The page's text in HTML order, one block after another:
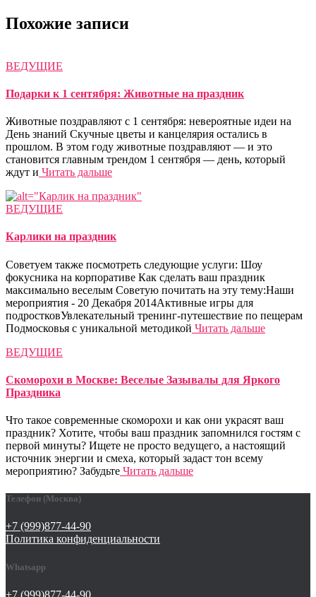
Похожие записи
ВЕДУЩИЕ
Подарки к 1 сентября: Животные на праздник
Животные поздравляют с 1 сентября: невероятные идеи на
День знаний Скучные цветы и канцелярия остались в
прошлом. В этом году животные поздравляют — и это
становится главным трендом 1 сентября — день, который
ждут и Читать дальше
ВЕДУЩИЕ
Карлики на праздник
Советуем также посмотреть следующие услуги: Шоу
фокусника на корпоративе Как сделать ваш праздник
максимально веселым Советую почитать на эту тему:Наши
мероприятия - 20 Декабря 2014Активные игры для
подростковУвлекательный тренинг-путешествие по пещерам
Подмосковья с уникальной методикой Читать дальше
ВЕДУЩИЕ
Скоморохи в Москве: Веселые Зазывалы для Яркого
Праздника
Что такое современные скоморохи и как они украсят ваш
праздник? Хотите, чтобы ваш праздник запомнился гостям с
первой минуты? Ищете не просто ведущего, а настоящий
источник энергии и смеха, который задаст тон всему
мероприятию? Забудьте Читать дальше
Телефон (Москва)
+7 (999)877-44-90
Политика конфиденциальности
Whatsapp
+7 (999)877-44-90